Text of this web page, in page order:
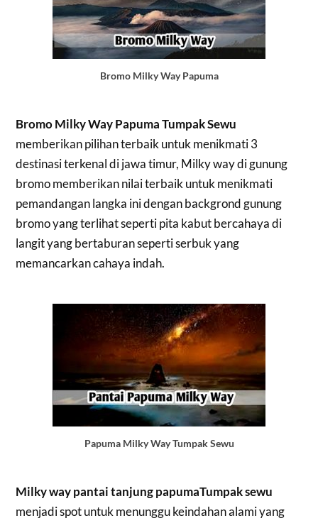
Bromo Milky Way Papuma
Bromo Milky Way Papuma Tumpak Sewu
memberikan pilihan terbaik untuk menikmati 3
destinasi terkenal di jawa timur, Milky way di gunung
bromo memberikan nilai terbaik untuk menikmati
pemandangan langka ini dengan backgrond gunung
bromo yang terlihat seperti pita kabut bercahaya di
langit yang bertaburan seperti serbuk yang
memancarkan cahaya indah.
Papuma Milky Way Tumpak Sewu
Milky way pantai tanjung papumaTumpak sewu
menjadi spot untuk menunggu keindahan alami yang